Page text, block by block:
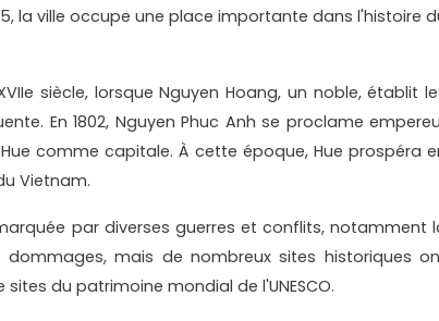
la ville occupe une place importante dans l'histoire
siècle, lorsque Nguyen Hoang, un noble, établit
En 1802, Nguyen Phuc Anh se proclame
comme capitale. À cette époque, Hue prospéra
Vietnam.
par diverses guerres et conflits, notamment
mais de nombreux sites historiques
du patrimoine mondial de l'UNESCO.